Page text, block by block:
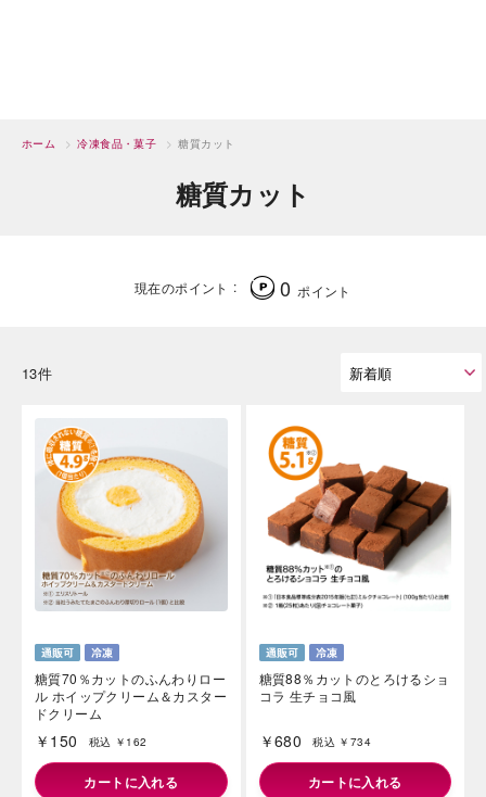
ホーム > 冷凍食品・菓子 > 糖質カット
糖質カット
現在のポイント 0 ポイント
13件
糖質70％カットのふんわりロー
ル ホイップクリーム＆カスター
ドクリーム
￥150 税込 ￥162
カートに入れる
糖質88％カットのとろけるショ
コラ 生チョコ風
￥680 税込 ￥734
カートに入れる